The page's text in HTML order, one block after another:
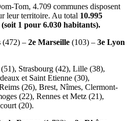
Tom, 4.709 communes disposent
leur territoire. Au total 10.995
1 pour 6.030 habitants).
(472) – 2e Marseille (103) – 3e Lyon
Strasbourg (42), Lille (38),
et Saint Etienne (30),
(26), Brest, Nîmes, Clermont-
(22), Rennes et Metz (21),
(20).